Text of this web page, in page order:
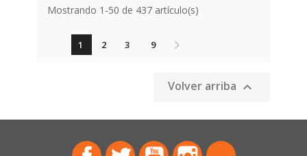
Mostrando 1-50 de 437 artículo(s)
1 2 3 9
Volver arriba 
FacebookTwitter YouTubeInstagram